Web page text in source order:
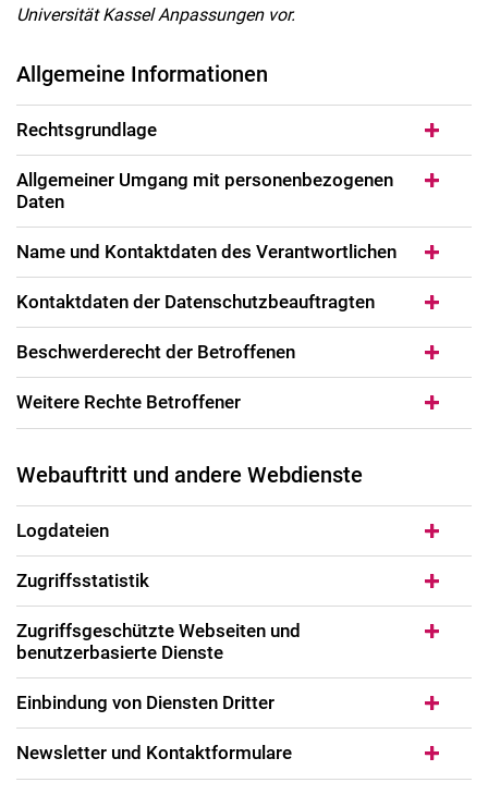
Universität Kassel Anpassungen vor.
Allgemeine Informationen
Rechtsgrundlage
Allgemeiner Umgang mit personenbezogenen
Daten
Name und Kontaktdaten des Verantwortlichen
Kontaktdaten der Datenschutzbeauftragten
Beschwerderecht der Betroffenen
Weitere Rechte Betroffener
Webauftritt und andere Webdienste
Logdateien
Zugriffsstatistik
Zugriffsgeschützte Webseiten und
benutzerbasierte Dienste
Einbindung von Diensten Dritter
Newsletter und Kontaktformulare